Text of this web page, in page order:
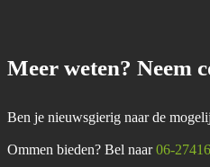
Meer weten? Neem
Ben je nieuwsgierig naar de
Ommen bieden? Bel naar06-